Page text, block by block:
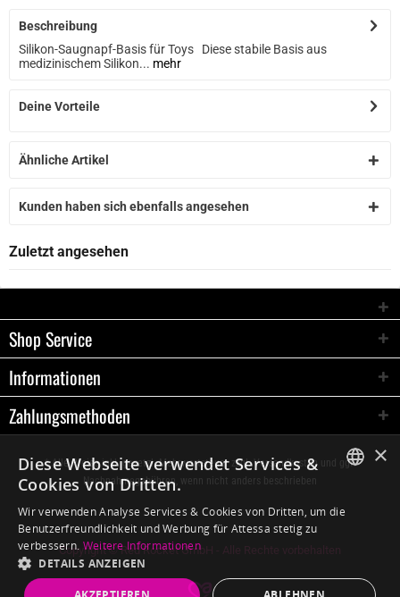
Beschreibung
Silikon-Saugnapf-Basis für Toys Diese stabile Basis aus
medizinischem Silikon... mehr
Deine Vorteile
Ähnliche Artikel
Kunden haben sich ebenfalls angesehen
Zuletzt angesehen
Shop Service
Informationen
Zahlungsmethoden
* Alle Preise inkl. gesetzl. Mehrwertsteuer zzgl.Versandkostenund ggf.
Nachnahmegebühren, wenn nicht anders beschrieben
Copyright © Red Rocket GmbH - Alle Rechte vorbehalten
×
Diese Webseite verwendet Services &
Cookies von Dritten.
Wir verwenden Analyse Services & Cookies von Dritten, um die
Benutzerfreundlichkeit und Werbung für Attessa stetig zu
verbessern. Weitere Informationen
DETAILS ANZEIGEN